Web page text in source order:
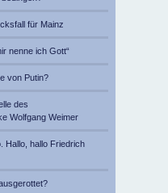
für Mainz
nenne ich Gott“
von Putin?
des
Wolfgang Weimer
Hallo, hallo Friedrich